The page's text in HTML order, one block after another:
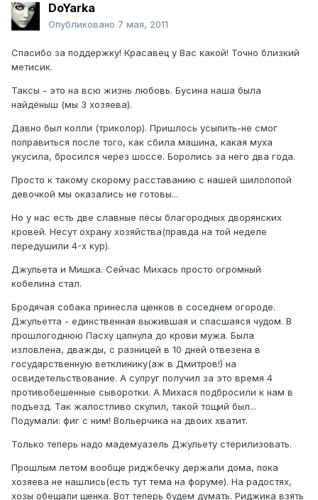
DoYarka
Опубликовано 7 мая, 2011
Спасибо за поддержку! Красавец у Вас какой! Точно близкий
метисик.
Таксы - это на всю жизнь любовь. Бусина наша была
найдёныш (мы 3 хозяева).
Давно был колли (триколор). Пришлось усыпить-не смог
поправиться после того, как сбила машина, какая муха
укусила, бросился через шоссе. Боролись за него два года.
Просто к такому скорому расставанию с нашей шилопопой
девочкой мы оказались не готовы...
Но у нас есть две славные пёсы благородных дворянских
кровей. Несут охрану хозяйства(правда на той неделе
передушили 4-х кур).
Джульета и Мишка. Сейчас Михась просто огромный
кобелина стал.
Бродячая собака принесла щенков в соседнем огороде.
Джульетта - единственная выжившая и спасшаяся чудом. В
прошлогоднюю Пасху цапнула до крови мужа. Была
изловлена, дважды, с разницей в 10 дней отвезена в
государственную ветклинику(аж в Дмитров!) на
освидетельствование. А супруг получил за это время 4
противобешенные сыворотки. А Михася подбросили к нам в
подъезд. Так жалостливо скулил, такой тощий был...
Подумали: фиг с ним! Вольерчика на двоих хватит.
Только теперь надо мадемуазель Джульету стерилизовать.
Прошлым летом вообще риджбечку держали дома, пока
хозяева не нашлись(есть тут тема на форуме). На радостях,
хозы обещали щенка. Вот теперь будем думать. Риджика взять